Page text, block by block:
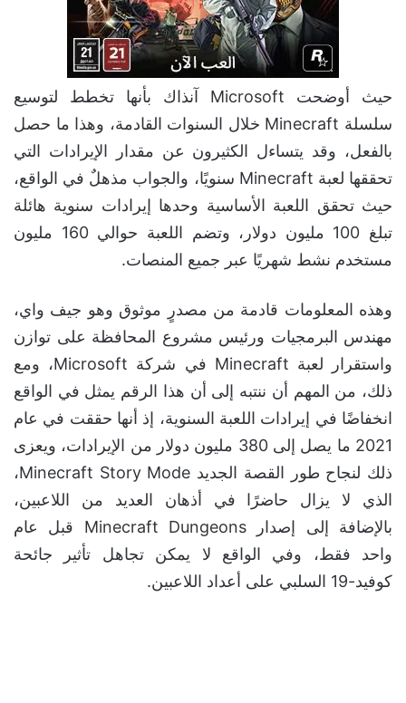
حيث أوضحت Microsoft آنذاك بأنها تخطط لتوسيع
سلسلة Minecraft خلال السنوات القادمة، وهذا ما حصل
بالفعل، وقد يتساءل الكثيرون عن مقدار الإيرادات التي
تحققها لعبة Minecraft سنويًا، والجواب مذهلٌ في الواقع،
حيث تحقق اللعبة الأساسية وحدها إيرادات سنوية هائلة
تبلغ 100 مليون دولار، وتضم اللعبة حوالي 160 مليون
مستخدم نشط شهريًا عبر جميع المنصات.
وهذه المعلومات قادمة من مصدرٍ موثوق وهو جيف واي،
مهندس البرمجيات ورئيس مشروع المحافظة على توازن
واستقرار لعبة Minecraft في شركة Microsoft، ومع
ذلك، من المهم أن ننتبه إلى أن هذا الرقم يمثل في الواقع
انخفاضًا في إيرادات اللعبة السنوية، إذ أنها حققت في عام
2021 ما يصل إلى 380 مليون دولار من الإيرادات، ويعزى
ذلك لنجاح طور القصة الجديد Minecraft Story Mode،
الذي لا يزال حاضرًا في أذهان العديد من اللاعبين،
بالإضافة إلى إصدار Minecraft Dungeons قبل عام
واحد فقط، وفي الواقع لا يمكن تجاهل تأثير جائحة
كوفيد-19 السلبي على أعداد اللاعبين.